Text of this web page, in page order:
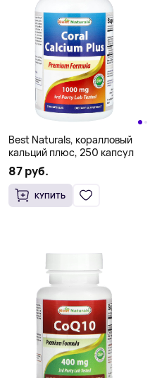
Best Naturals, коралловый
кальций плюс, 250 капсул
87 руб.
КУПИТЬ